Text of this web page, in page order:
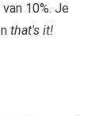
10%. Je
that's it!